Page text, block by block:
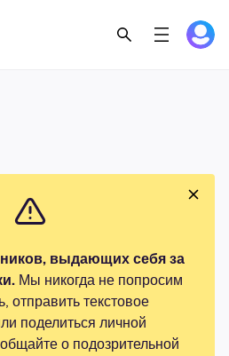
выдающих себя за
Мы никогда не попросим
отправить текстовое
поделиться личной
о подозрительной